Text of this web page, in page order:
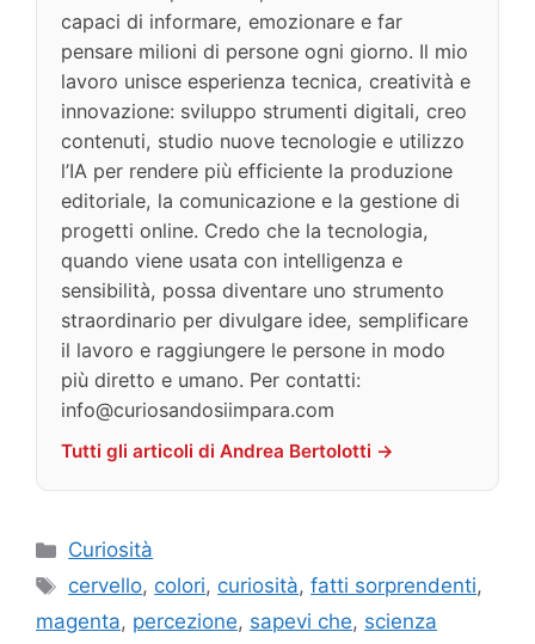
capaci di informare, emozionare e far
pensare milioni di persone ogni giorno. Il mio
lavoro unisce esperienza tecnica, creatività e
innovazione: sviluppo strumenti digitali, creo
contenuti, studio nuove tecnologie e utilizzo
l’IA per rendere più efficiente la produzione
editoriale, la comunicazione e la gestione di
progetti online. Credo che la tecnologia,
quando viene usata con intelligenza e
sensibilità, possa diventare uno strumento
straordinario per divulgare idee, semplificare
il lavoro e raggiungere le persone in modo
più diretto e umano. Per contatti:
info@curiosandosiimpara.com
Tutti gli articoli di Andrea Bertolotti →
Categorie
Curiosità
Tag
cervello, colori, curiosità,fatti sorprendenti,
magenta, percezione, sapevi che, scienza